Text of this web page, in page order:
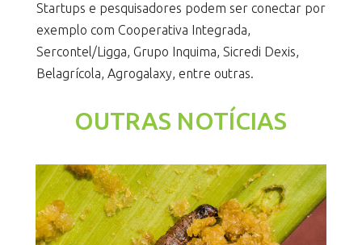
Startups e pesquisadores podem ser conectar por
exemplo com Cooperativa Integrada,
Sercontel/Ligga, Grupo Inquima, Sicredi Dexis,
Belagrícola, Agrogalaxy, entre outras.
OUTRAS NOTÍCIAS